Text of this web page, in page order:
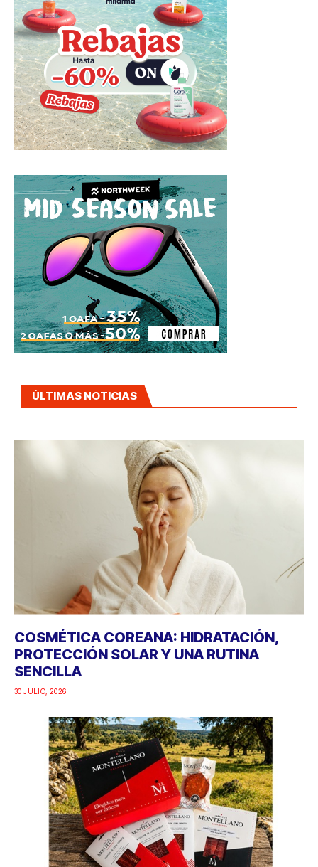
ÚLTIMAS NOTICIAS
COSMÉTICA COREANA: HIDRATACIÓN,
PROTECCIÓN SOLAR Y UNA RUTINA
SENCILLA
30 JULIO, 2026